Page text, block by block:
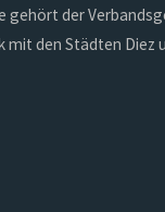
gehört der
mit den Städten Diez